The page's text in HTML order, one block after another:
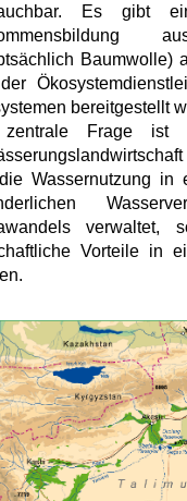
Es gibt
Baumwolle)
bereitgestellt
Frage ist
Wassernutzung in
verwaltet,
Vorteile in